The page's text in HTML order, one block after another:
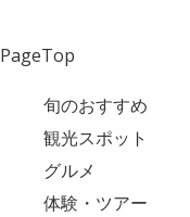
PageTop
旬のおすすめ
観光スポット
グルメ
体験・ツアー